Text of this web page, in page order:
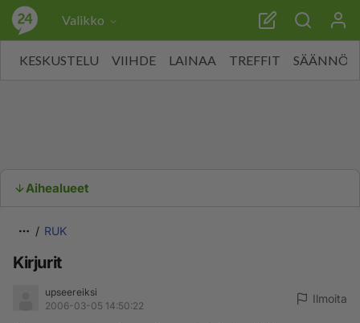
Valikko
KESKUSTELU VIIHDE LAINAA TREFFIT SÄÄNNÖT
Aihealueet
RUK
Kirjurit
upseereiksi
2006-03-05 14:50:22
Ilmoita